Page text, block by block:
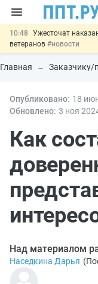
10:48
Ужесточат
ветеранов #новости
10:00 Введут
#новости
00:01
7 августа:
#новости
отношений
Главная Заказчику/
Опубликовано: 18
Обновлено: 3 ноя
Как
Над материалом
Наседкина Дарья (